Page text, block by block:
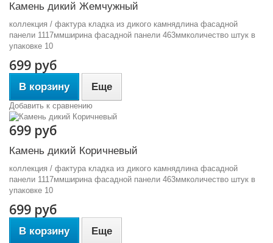
Камень дикий Жемчужный
коллекция / фактура кладка из дикого камнядлина фасадной
панели 1117ммширина фасадной панели 463ммколичество штук в
упаковке 10
699 руб
В корзину Еще
Добавить к сравнению
699 руб
Камень дикий Коричневый
коллекция / фактура кладка из дикого камнядлина фасадной
панели 1117ммширина фасадной панели 463ммколичество штук в
упаковке 10
699 руб
В корзину Еще